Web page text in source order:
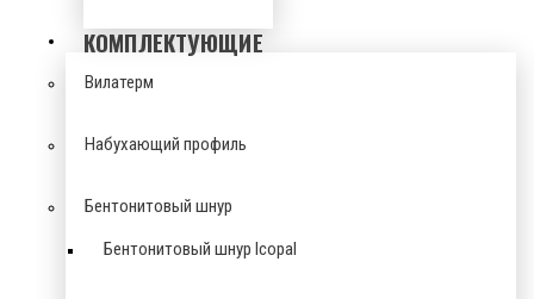
КОМПЛЕКТУЮЩИЕ
Вилатерм
Набухающий профиль
Бентонитовый шнур
Бентонитовый шнур Icopal